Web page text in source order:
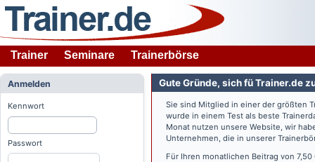
Trainer Seminare Trainerbörse
Anmelden
Kennwort
Passwort
Gute Gründe, sich fü Trainer.de
Sie sind Mitglied in einer der größten
wurde in einem Test als beste
Monat nutzen unsere Website, wir
Unternehmen, die in unserer
Für Ihren monatlichen Beitrag von